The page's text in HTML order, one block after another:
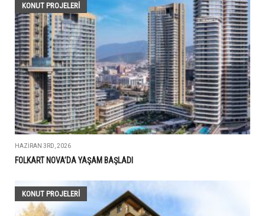
KONUT PROJELERI
HAZIRAN 3RD, 2026
FOLKART NOVA’DA YAŞAM BAŞLADI
KONUT PROJELERI